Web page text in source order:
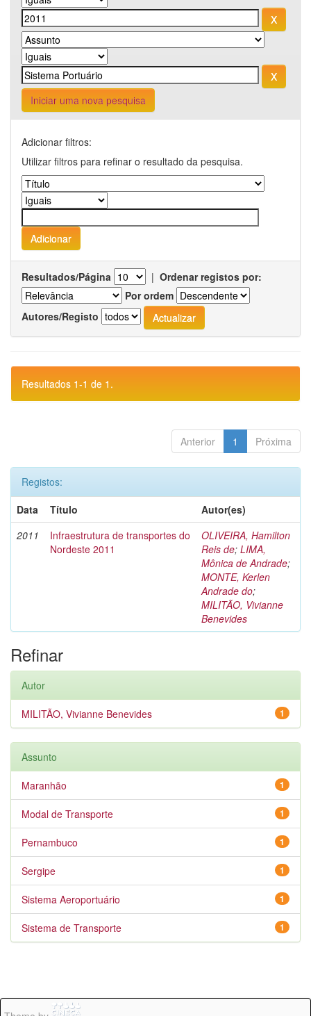
Iniciar uma nova pesquisa
Adicionar filtros:
Utilizar filtros para refinar o resultado da pesquisa.
Resultados/Página | Ordenar registos por:
Por ordem
Autores/Registo
Resultados 1-1 de 1.
Anterior 1 Próxima
Registos:
Data
Título
Autor(es)
2011
Infraestrutura de transportes do
Nordeste 2011
OLIVEIRA, Hamilton
Reis de; LIMA,
Mônica de Andrade;
MONTE, Kerlen
Andrade do;
MILITÃO, Vivianne
Benevides
Refinar
Autor
1
MILITÃO, Vivianne Benevides
Assunto
1
Maranhão
1
Modal de Transporte
1
Pernambuco
1
Sergipe
1
Sistema Aeroportuário
1
Sistema de Transporte